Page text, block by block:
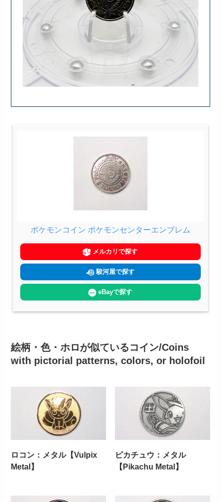
ポケモンコイン ポケモンセンターエンブレム
メルカリで探す
駿河屋で探す
eBayで探す
絵柄・色・ホロが似ているコイン/Coins
with pictorial patterns, colors, or holofoil
ロコン：メタル【Vulpix
Metal】
ピカチュウ：メタル
【Pikachu Metal】